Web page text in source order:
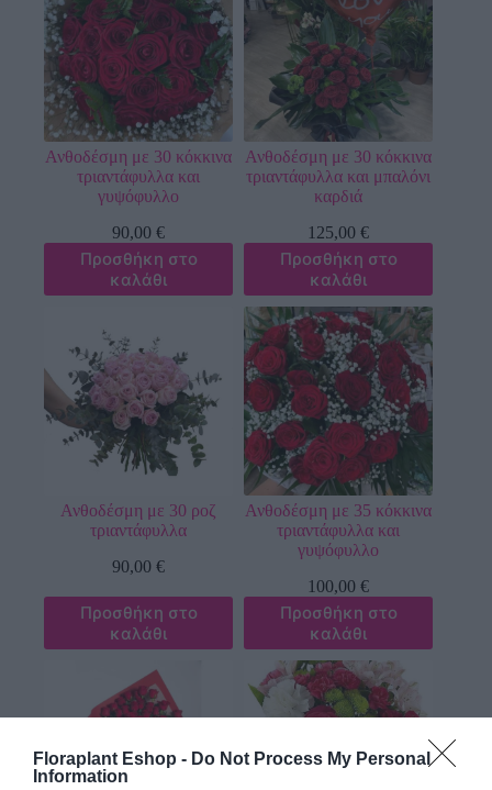
Floraplant Eshop - Do Not Process My Personal
Information
Ανθοδέσμη με 30 κόκκινα
τριαντάφυλλα και
γυψόφυλλο
90,00€
Προσθήκη στο
καλάθι
Ανθοδέσμη με 30 κόκκινα
τριαντάφυλλα και μπαλόνι
καρδιά
125,00€
Προσθήκη στο
καλάθι
Ανθοδέσμη με 30 ροζ
τριαντάφυλλα
90,00€
Προσθήκη στο
καλάθι
Ανθοδέσμη με 35 κόκκινα
τριαντάφυλλα και
γυψόφυλλο
100,00€
Προσθήκη στο
καλάθι